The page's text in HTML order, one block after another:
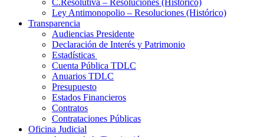
C.Resolutiva – Resoluciones (Histórico)
Ley Antimonopolio – Resoluciones (Histórico)
Transparencia
Audiencias Presidente
Declaración de Interés y Patrimonio
Estadísticas
Cuenta Pública TDLC
Anuarios TDLC
Presupuesto
Estados Financieros
Contratos
Contrataciones Públicas
Oficina Judicial